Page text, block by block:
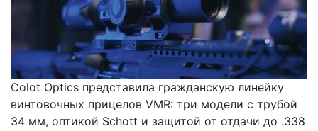
Colot Optics представила гражданскую линейку
винтовочных прицелов VMR: три модели с трубой
34 мм, оптикой Schott и защитой от отдачи до .338